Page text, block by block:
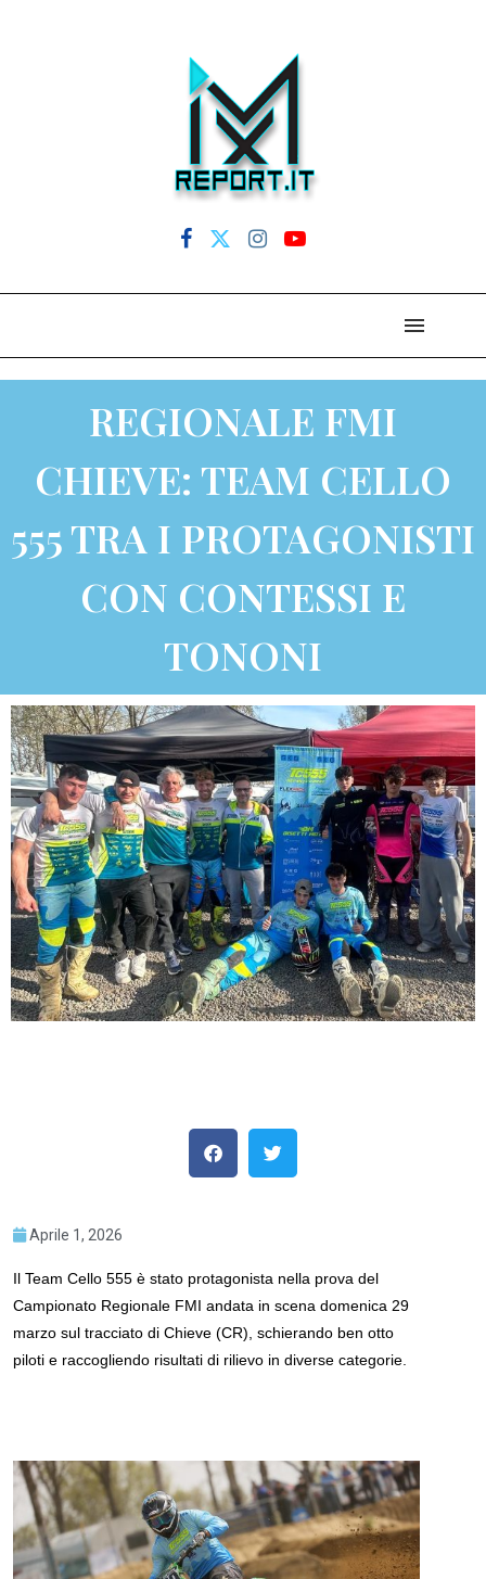
REGIONALE FMI
CHIEVE: TEAM CELLO
555 TRA I PROTAGONISTI
CON CONTESSI E
TONONI
Aprile 1, 2026
Il Team Cello 555 è stato protagonista nella prova del
Campionato Regionale FMI andata in scena domenica 29
marzo sul tracciato di Chieve (CR), schierando ben otto
piloti e raccogliendo risultati di rilievo in diverse categorie.